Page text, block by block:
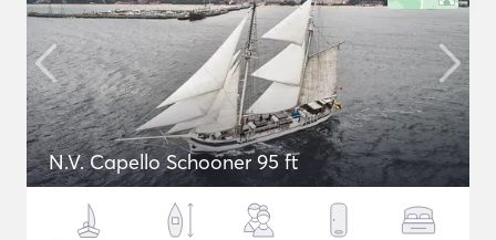
N.V. Capello Schooner 95 ft